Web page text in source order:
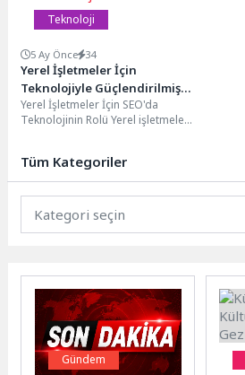
Teknoloji
5 Ay Önce 34
Yerel İşletmeler İçin
Teknolojiyle Güçlendirilmiş
SEO Stratejileri
Yerel İşletmeler İçin SEO'da
Teknolojinin Rolü Yerel işletmeler
varlıklarını...
Tüm Kategoriler
Gündem